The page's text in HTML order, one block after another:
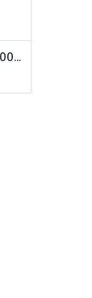
Microsoft LifeCam HD-3000 Business Webcam / 720p HD / USB / Negro